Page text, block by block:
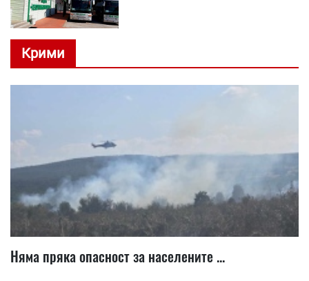
Крими
Няма пряка опасност за населените ...